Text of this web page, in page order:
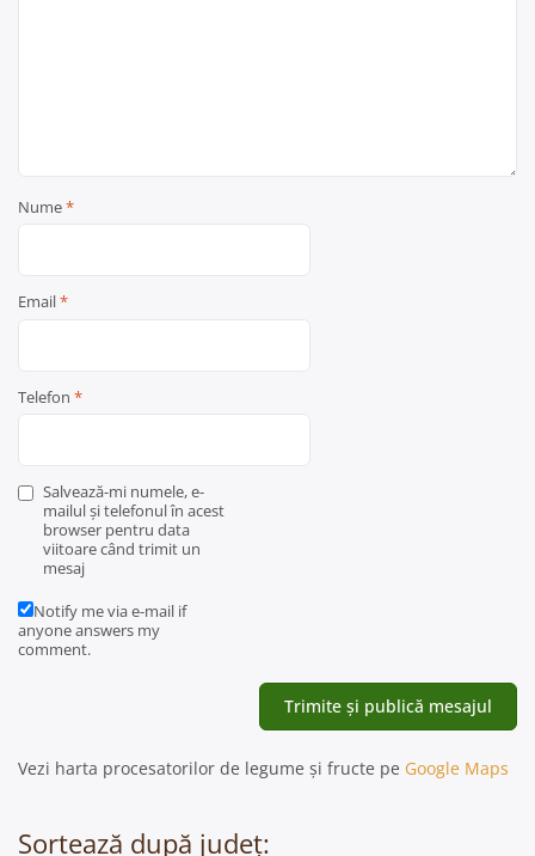
Nume*
Email*
Telefon *
Salvează-mi numele, e-
mailul și telefonul în acest
browser pentru data
viitoare când trimit un
mesaj
Notify me via e-mail if
anyone answers my
comment.
Vezi harta procesatorilor de legume și fructe pe Google Maps
Sortează după județ: